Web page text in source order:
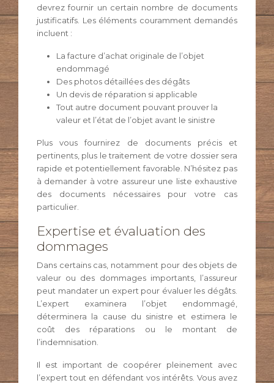
devrez fournir un certain nombre de documents
justificatifs. Les éléments couramment demandés
incluent :
La facture d’achat originale de l’objet
endommagé
Des photos détaillées des dégâts
Un devis de réparation si applicable
Tout autre document pouvant prouver la
valeur et l’état de l’objet avant le sinistre
Plus vous fournirez de documents précis et
pertinents, plus le traitement de votre dossier sera
rapide et potentiellement favorable. N’hésitez pas
à demander à votre assureur une liste exhaustive
des documents nécessaires pour votre cas
particulier.
Expertise et évaluation des
dommages
Dans certains cas, notamment pour des objets de
valeur ou des dommages importants, l’assureur
peut mandater un expert pour évaluer les dégâts.
L’expert examinera l’objet endommagé,
déterminera la cause du sinistre et estimera le
coût des réparations ou le montant de
l’indemnisation.
Il est important de coopérer pleinement avec
l’expert tout en défendant vos intérêts. Vous avez